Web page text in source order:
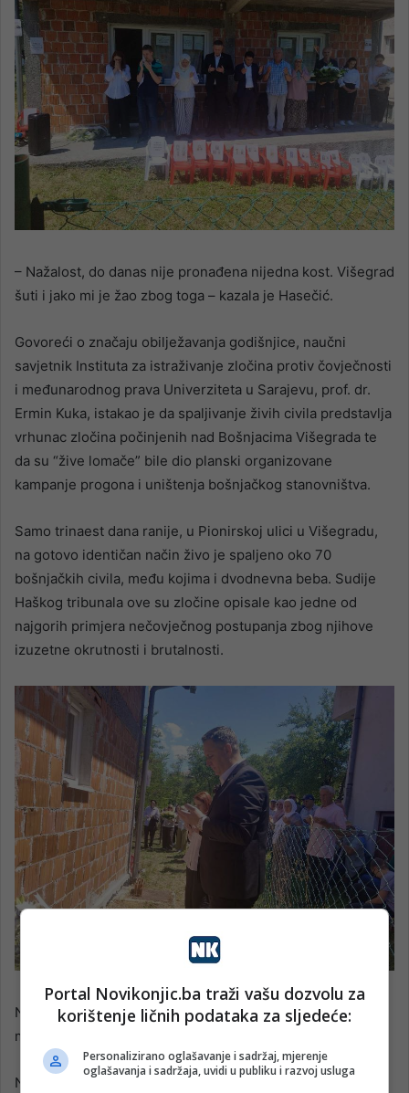
– Nažalost, do danas nije pronađena nijedna kost. Višegrad
šuti i jako mi je žao zbog toga – kazala je Hasečić.
Govoreći o značaju obilježavanja godišnjice, naučni
savjetnik Instituta za istraživanje zločina protiv čovječnosti
i međunarodnog prava Univerziteta u Sarajevu, prof. dr.
Ermin Kuka, istakao je da spaljivanje živih civila predstavlja
vrhunac zločina počinjenih nad Bošnjacima Višegrada te
da su “žive lomače” bile dio planski organizovane
kampanje progona i uništenja bošnjačkog stanovništva.
Samo trinaest dana ranije, u Pionirskoj ulici u Višegradu,
na gotovo identičan način živo je spaljeno oko 70
bošnjačkih civila, među kojima i dvodnevna beba. Sudije
Haškog tribunala ove su zločine opisale kao jedne od
najgorih primjera nečovječnog postupanja zbog njihove
izuzetne okrutnosti i brutalnosti.
Ni nakon 34 godine porodice nemaju mezar na kojem
mogu proučiti Fatihu svojim najmilijima.
Na području Višegrada još se traga za 467 nestalih osoba,
Portal Novikonjic.ba traži vašu dozvolu za
korištenje ličnih podataka za sljedeće:
Personalizirano oglašavanje i sadržaj, mjerenje
oglašavanja i sadržaja, uvidi u publiku i razvoj usluga